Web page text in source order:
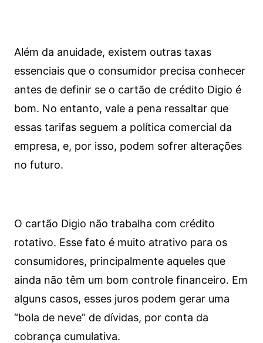
Além da anuidade, existem outras taxas
essenciais que o consumidor precisa conhecer
antes de definir se o cartão de crédito Digio é
bom. No entanto, vale a pena ressaltar que
essas tarifas seguem a política comercial da
empresa, e, por isso, podem sofrer alterações
no futuro.
O cartão Digio não trabalha com crédito
rotativo. Esse fato é muito atrativo para os
consumidores, principalmente aqueles que
ainda não têm um bom controle financeiro. Em
alguns casos, esses juros podem gerar uma
“bola de neve” de dívidas, por conta da
cobrança cumulativa.